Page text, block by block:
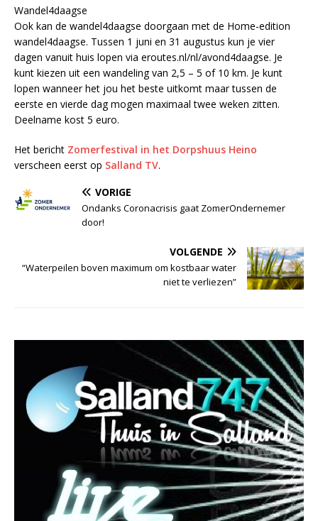
Wandel4daagse
Ook kan de wandel4daagse doorgaan met de Home-edition
wandel4daagse. Tussen 1 juni en 31 augustus kun je vier
dagen vanuit huis lopen via eroutes.nl/nl/avond4daagse. Je
kunt kiezen uit een wandeling van 2,5 – 5 of 10 km. Je kunt
lopen wanneer het jou het beste uitkomt maar tussen de
eerste en vierde dag mogen maximaal twee weken zitten.
Deelname kost 5 euro.
Het bericht Zomerfestival in het Dorpshuus Heino
verscheen eerst op Salland TV.
VORIGE
Ondanks Coronacrisis gaat ZomerOndernemer
door!
VOLGENDE
“Waterpeilen boven maximum om kostbaar water
niet te verliezen”